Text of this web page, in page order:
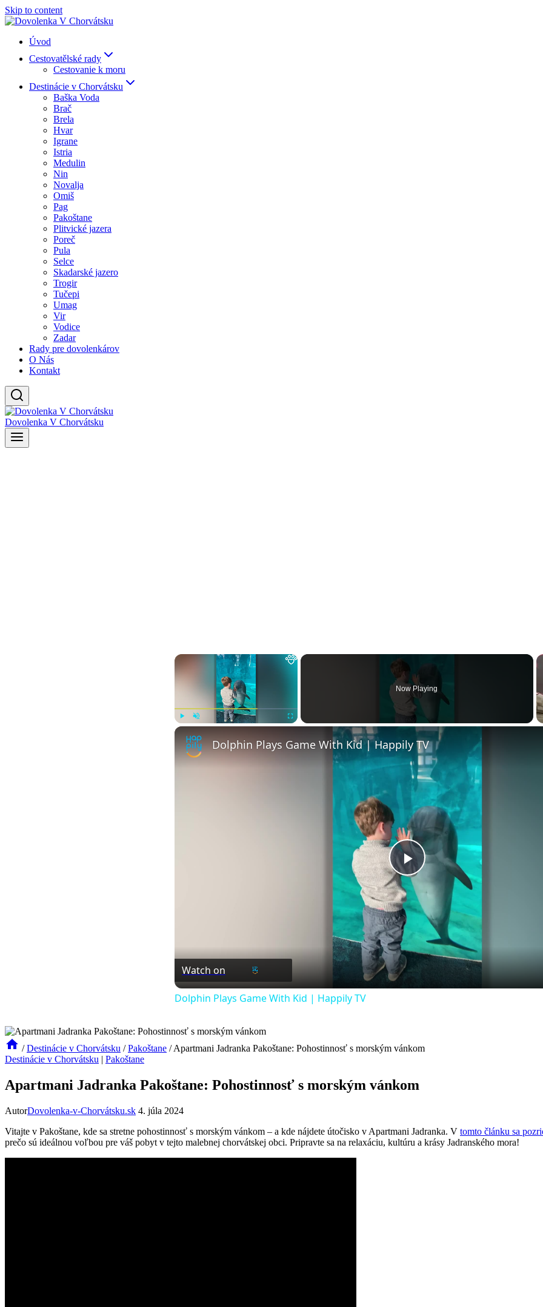
Skip to content
Úvod
Cestovatělské rady
Cestovanie k moru
Destinácie v Chorvátsku
Baška Voda
Brač
Brela
Hvar
Igrane
Istria
Medulin
Nin
Novalja
Omiš
Pag
Pakoštane
Plitvické jazera
Poreč
Pula
Selce
Skadarské jazero
Trogir
Tučepi
Umag
Vir
Vodice
Zadar
Rady pre dovolenkárov
O Nás
Kontakt
Dovolenka V Chorvátsku
×
Now Playing
Play
Video
Dolphin Plays Game With Kid | Happily TV
Watch on
Dolphin Plays Game With Kid | Happily TV
/ Destinácie v Chorvátsku / Pakoštane / Apartmani Jadranka Pakoštane: Pohostinnosť s morským vánkom
Destinácie v Chorvátsku | Pakoštane
Apartmani Jadranka Pakoštane: Pohostinnosť s morským vánkom
AutorDovolenka-v-Chorvátsku.sk 4. júla 2024
Vitajte v Pakoštane, kde sa stretne pohostinnosť s morským vánkom – a kde nájdete útočisko v Apartmani Jadranka. V tomto článku sa
prečo sú ideálnou voľbou pre váš pobyt v tejto malebnej chorvátskej obci. Pripravte sa na relaxáciu, kultúru a krásy Jadranského mora!